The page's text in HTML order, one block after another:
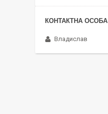
Владислав